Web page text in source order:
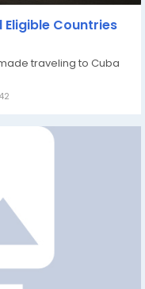
Eligible Countries
traveling to Cuba